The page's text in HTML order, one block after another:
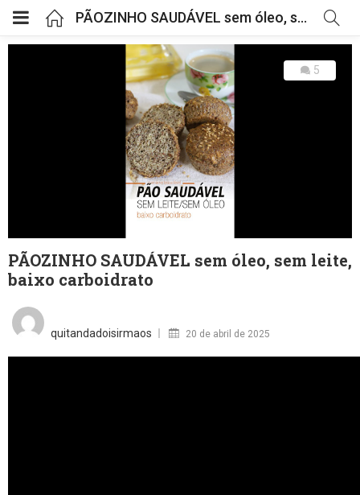
PÃOZINHO SAUDÁVEL sem óleo, sem leite, baixo carboidrato
5
PÃOZINHO SAUDÁVEL sem óleo, sem leite,
baixo carboidrato
quitandadoisirmaos 20 de abril de 2025